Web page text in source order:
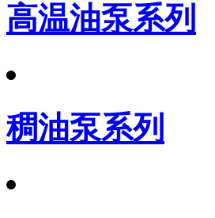
高温油泵系列
稠油泵系列